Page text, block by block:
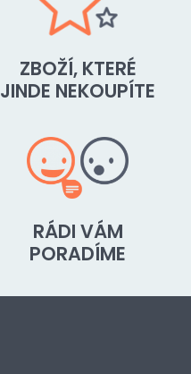
ZBOŽÍ, KTERÉ
JINDE NEKOUPÍTE
RÁDI VÁM
PORADÍME